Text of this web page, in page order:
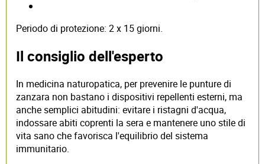
Periodo di protezione: 2 x 15 giorni.
Il consiglio dell'esperto
In medicina naturopatica, per prevenire le punture di
zanzara non bastano i dispositivi repellenti esterni, ma
anche semplici abitudini: evitare i ristagni d'acqua,
indossare abiti coprenti la sera e mantenere uno stile di
vita sano che favorisca l'equilibrio del sistema
immunitario.